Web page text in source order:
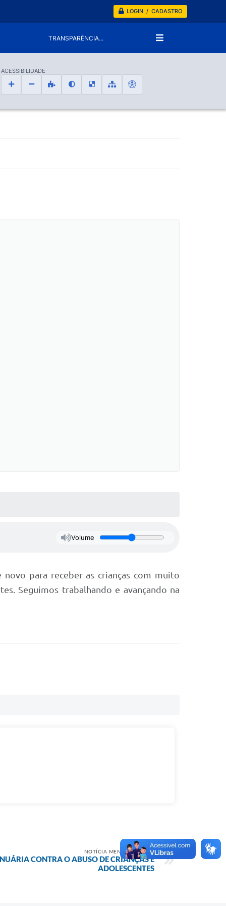
LOGIN / CADASTRO
TRANSPARÊNCIA...
ACESSIBILIDADE
Volume
para receber as crianças com muito
Seguimos trabalhando e avançando na
NOTÍCIA MENOS RECENTE
CONTRA O ABUSO DE CRIANÇAS E
ADOLESCENTES